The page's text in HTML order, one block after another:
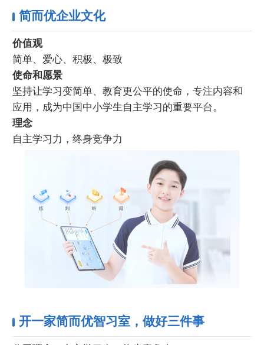
简而优企业文化
价值观
简单、爱心、积极、极致
使命和愿景
坚持让学习变简单、教育更公平的使命，专注内容和
应用，成为中国中小学生自主学习的重要平台。
理念
自主学习力，终身竞争力
开一家简而优智习室，做好三件事